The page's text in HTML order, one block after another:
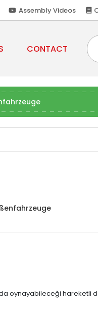
Assembly Videos
CONTACT
oynayabileceği hareketli